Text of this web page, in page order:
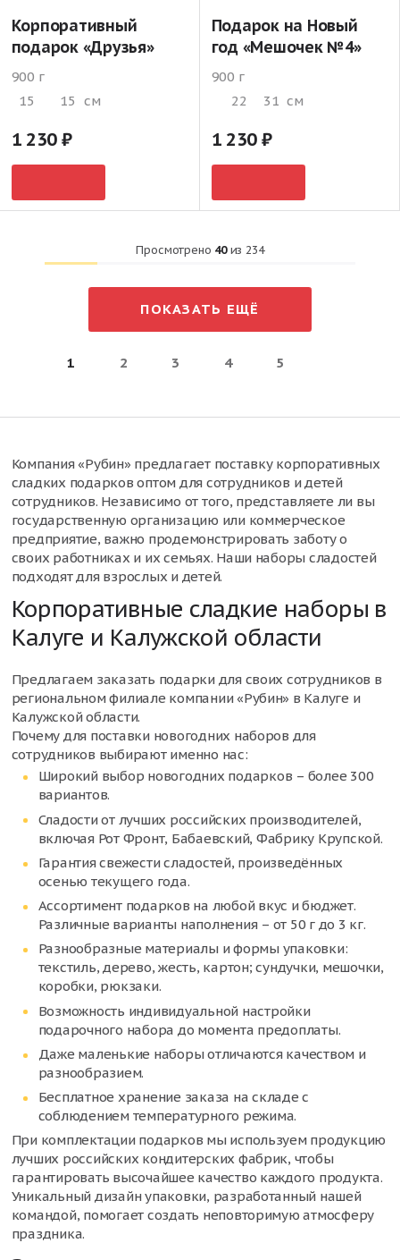
Корпоративный
подарок «Друзья»
900 г
15
15 см
1 230
Подарок на Новый
год «Мешочек №4»
900 г
22
31 см
1 230
Просмотрено 40из 234
ПОКАЗАТЬ ЕЩЁ
1 2 3 4 5
Компания «Рубин» предлагает поставку корпоративных
сладких подарков оптом для сотрудников и детей
сотрудников. Независимо от того, представляете ли вы
государственную организацию или коммерческое
предприятие, важно продемонстрировать заботу о
своих работниках и их семьях. Наши наборы сладостей
подходят для взрослых и детей.
Корпоративные сладкие наборы в
Калуге и Калужской области
Предлагаем заказать подарки для своих сотрудников в
региональном филиале компании «Рубин» в Калуге и
Калужской области.
Почему для поставки новогодних наборов для
сотрудников выбирают именно нас:
Широкий выбор новогодних подарков – более 300
вариантов.
Сладости от лучших российских производителей,
включая Рот Фронт, Бабаевский, Фабрику Крупской.
Гарантия свежести сладостей, произведённых
осенью текущего года.
Ассортимент подарков на любой вкус и бюджет.
Различные варианты наполнения – от 50 г до 3 кг.
Разнообразные материалы и формы упаковки:
текстиль, дерево, жесть, картон; сундучки, мешочки,
коробки, рюкзаки.
Возможность индивидуальной настройки
подарочного набора до момента предоплаты.
Даже маленькие наборы отличаются качеством и
разнообразием.
Бесплатное хранение заказа на складе с
соблюдением температурного режима.
При комплектации подарков мы используем продукцию
лучших российских кондитерских фабрик, чтобы
гарантировать высочайшее качество каждого продукта.
Уникальный дизайн упаковки, разработанный нашей
командой, помогает создать неповторимую атмосферу
праздника.